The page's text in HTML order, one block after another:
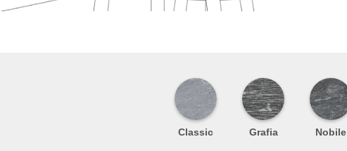
Classic Grafia Nobile